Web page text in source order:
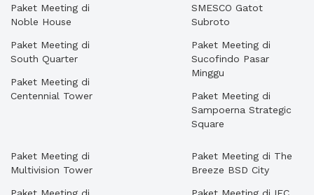
Paket Meeting di
Noble House
Paket Meeting di
South Quarter
Paket Meeting di
Centennial Tower
SMESCO Gatot
Subroto
Paket Meeting di
Sucofindo Pasar
Minggu
Paket Meeting di
Sampoerna Strategic
Square
Paket Meeting di
Multivision Tower
Paket Meeting di The
Breeze BSD City